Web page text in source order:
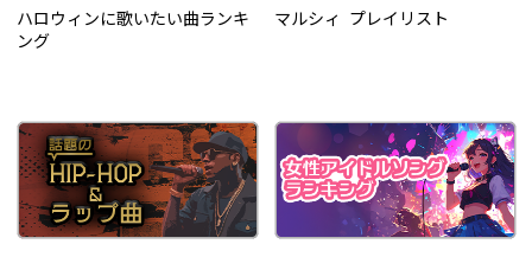
ハロウィンに歌いたい曲ランキ
ング
マルシィ プレイリスト